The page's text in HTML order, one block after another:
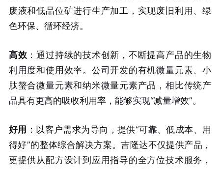
废液和低品位矿进行生产加工，实现废旧利用、绿
色环保、循环经济。
高效 ：通过持续的技术创新，不断提高产品的生物
利用度和使用效率。公司开发的有机微量元素、小
肽螯合微量元素和纳米微量元素产品，相比传统产
品具有更高的吸收利用率，能够实现“减量增效”。
好用 ：以客户需求为导向，提供“可靠、低成本、用
得好”的整体综合解决方案。吉隆达不仅提供产品，
更提供从配方设计到应用指导的全方位技术服务，